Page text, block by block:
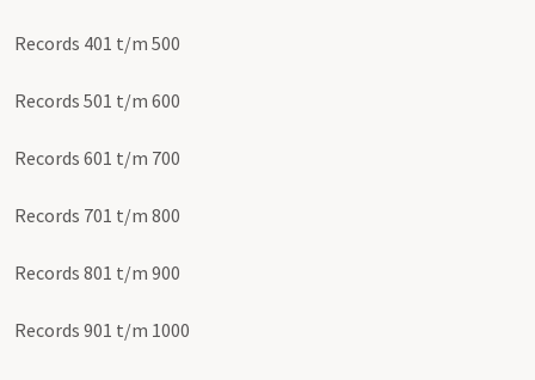
Records 401 t/m 500
Records 501 t/m 600
Records 601 t/m 700
Records 701 t/m 800
Records 801 t/m 900
Records 901 t/m 1000